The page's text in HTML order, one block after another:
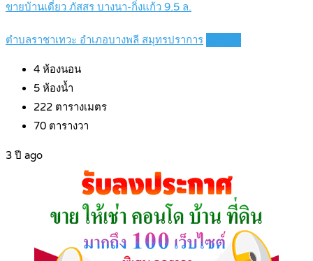
ขายบ้านเดี่ยว ภัสสร บางนา-กิ่งแก้ว 9.5 ล.
ตำบลราชาเทวะ อำเภอบางพลี สมุทรปราการ
4 ห้องนอน
5 ห้องน้ำ
222 ตารางเมตร
70 ตารางวา
3 ปี ago